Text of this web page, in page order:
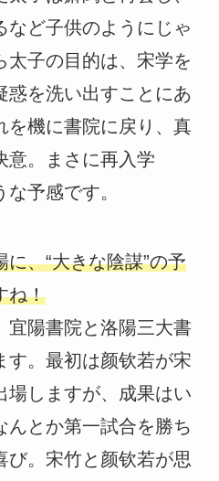
など子供のようにじゃ
太子の目的は、宋学を
惑を洗い出すことにあ
を機に書院に戻り、真
意。まさに再入学
な予感です。
、“大きな陰謀”の予
ね！
宜陽書院と洛陽三大書
す。最初は颜钦若が宋
場しますが、成果はい
んとか第一試合を勝ち
び。宋竹と颜钦若が思